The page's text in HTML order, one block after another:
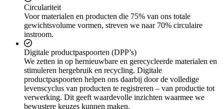
Circulariteit
Voor materialen en producten die 75% van ons totale
gewichtsvolume vormen, streven we naar 70% circulaire
instroom.
Digitale productpaspoorten (DPP’s)
We zetten in op hernieuwbare en gerecycleerde materialen en
stimuleren hergebruik en recycling. Digitale
productpaspoorten helpen ons daarbij door de volledige
levenscyclus van producten te registreren – van productie tot
verwerking. Dit geeft waardevolle inzichten waarmee we
bewustere keuzes kunnen maken.